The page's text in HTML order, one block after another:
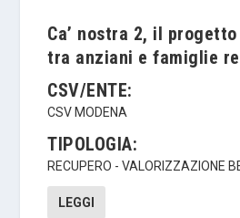
Ca’ nostra 2, il
tra anziani e famiglie
CSV/ENTE:
CSV MODENA
TIPOLOGIA:
RECUPERO - VALORIZZAZIONE
LEGGI